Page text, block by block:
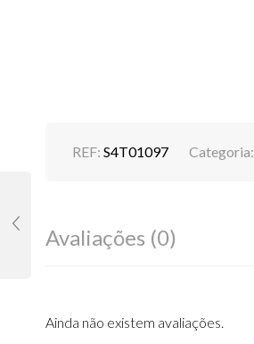
REF: S4T01097 Categoria:
Avaliações (0)
Ainda não existem avaliações.